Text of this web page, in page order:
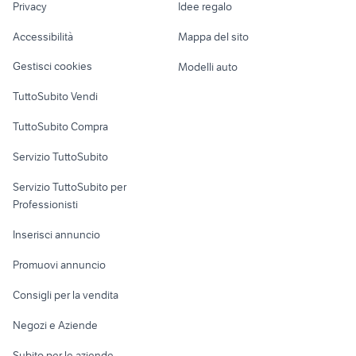
Garage e box
Loft, mansarde e
Informatica
Console e
Fotografia
Telefonia
Privacy
Accessibilità
Gestisci cookies
TuttoSubito Vendi
TuttoSubito Compra
Servizio TuttoSubito
Servizio TuttoSubito per
Professionisti
Inserisci annuncio
Promuovi annuncio
Consigli per la vendita
Negozi e Aziende
Idee regalo
Mappa del sito
Modelli auto